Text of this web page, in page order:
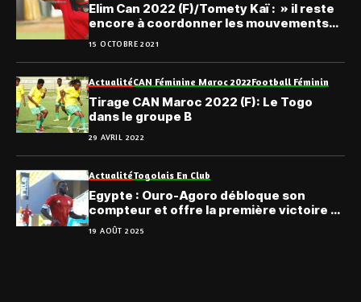
Elim Can 2022 (F)/Tomety Kaï : » il reste
encore à coordonner les mouvements
des filles «
15 OCTOBRE 2021
ActualitéCAN Féminine Maroc 2022Football Féminin
Tirage CAN Maroc 2022 (F): Le Togo
dans le groupe B
29 AVRIL 2022
ActualitéTogolais En Club
Egypte : Ouro-Agoro débloque son
compteur et offre la première victoire à
El-Gaish (Vidéo)
19 AOÛT 2025